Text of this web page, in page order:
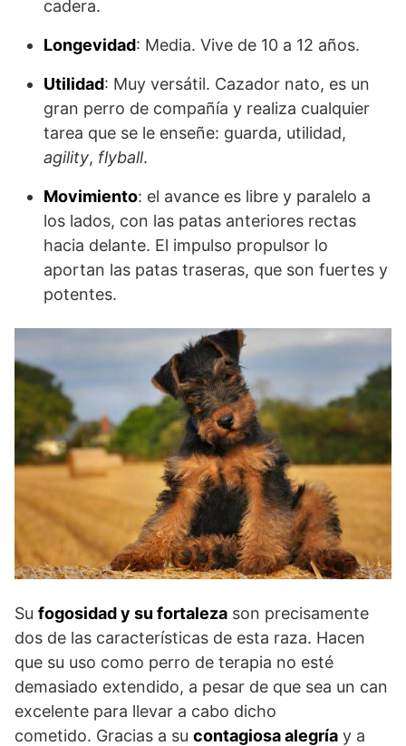
cadera.
Longevidad: Media. Vive de 10 a 12 años.
Utilidad: Muy versátil. Cazador nato, es un
gran perro de compañía y realiza cualquier
tarea que se le enseñe: guarda, utilidad,
agility, flyball.
Movimiento: el avance es libre y paralelo a
los lados, con las patas anteriores rectas
hacia delante. El impulso propulsor lo
aportan las patas traseras, que son fuertes y
potentes.
Su fogosidad y su fortaleza son precisamente
dos de las características de esta raza. Hacen
que su uso como perro de terapia no esté
demasiado extendido, a pesar de que sea un can
excelente para llevar a cabo dicho
cometido. Gracias a su contagiosa alegría y a